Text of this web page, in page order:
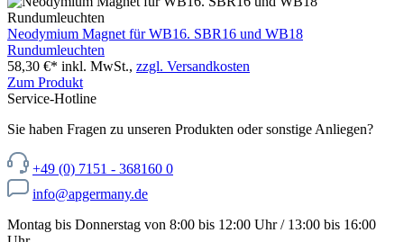
Neodymium Magnet für WB16. SBR16 und WB18
Rundumleuchten
58,30 €* inkl. MwSt., zzgl. Versandkosten
Zum Produkt
Service-Hotline
Sie haben Fragen zu unseren Produkten oder sonstige Anliegen?
+49 (0) 7151 - 368160 0
info@apgermany.de
Montag bis Donnerstag von 8:00 bis 12:00 Uhr / 13:00 bis 16:00